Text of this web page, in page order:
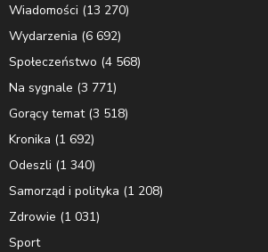
Wiadomości (13 270)
Wydarzenia (6 692)
Społeczeństwo (4 568)
Na sygnale (3 771)
Gorący temat(3 518)
Kronika (1 692)
Odeszli (1 340)
Samorząd i polityka (1 208)
Zdrowie (1 031)
Sport